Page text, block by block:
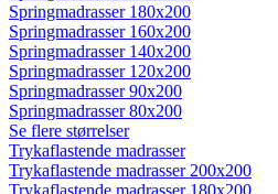
Springmadrasser 180x200
Springmadrasser 160x200
Springmadrasser 140x200
Springmadrasser 120x200
Springmadrasser 90x200
Springmadrasser 80x200
Se flere størrelser
Trykaflastende madrasser
Trykaflastende madrasser 200x200
Trykaflastende madrasser 180x200